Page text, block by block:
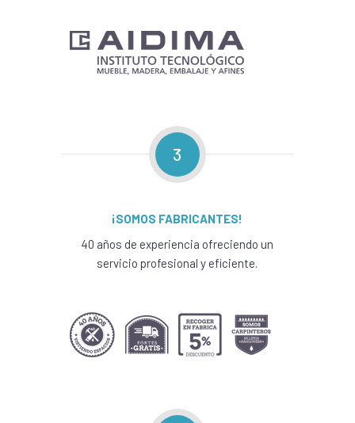
3
¡SOMOS FABRICANTES!
40 años de experiencia ofreciendo un
servicio profesional y eficiente.